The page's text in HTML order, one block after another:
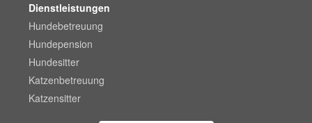
Dienstleistungen
Hundebetreuung
Hundepension
Hundesitter
Katzenbetreuung
Katzensitter